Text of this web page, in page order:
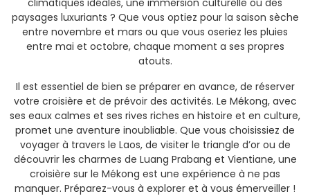
paysages luxuriants ? Que vous optiez pour la saison sèche
entre novembre et mars ou que vous oseriez les pluies
entre mai et octobre, chaque moment a ses propres
atouts.
Il est essentiel de bien se préparer en avance, de réserver
votre croisière et de prévoir des activités. Le Mékong, avec
ses eaux calmes et ses rives riches en histoire et en culture,
promet une aventure inoubliable. Que vous choisissiez de
voyager à travers le Laos, de visiter le triangle d’or ou de
découvrir les charmes de Luang Prabang et Vientiane, une
croisière sur le Mékong est une expérience à ne pas
manquer. Préparez-vous à explorer et à vous émerveiller !